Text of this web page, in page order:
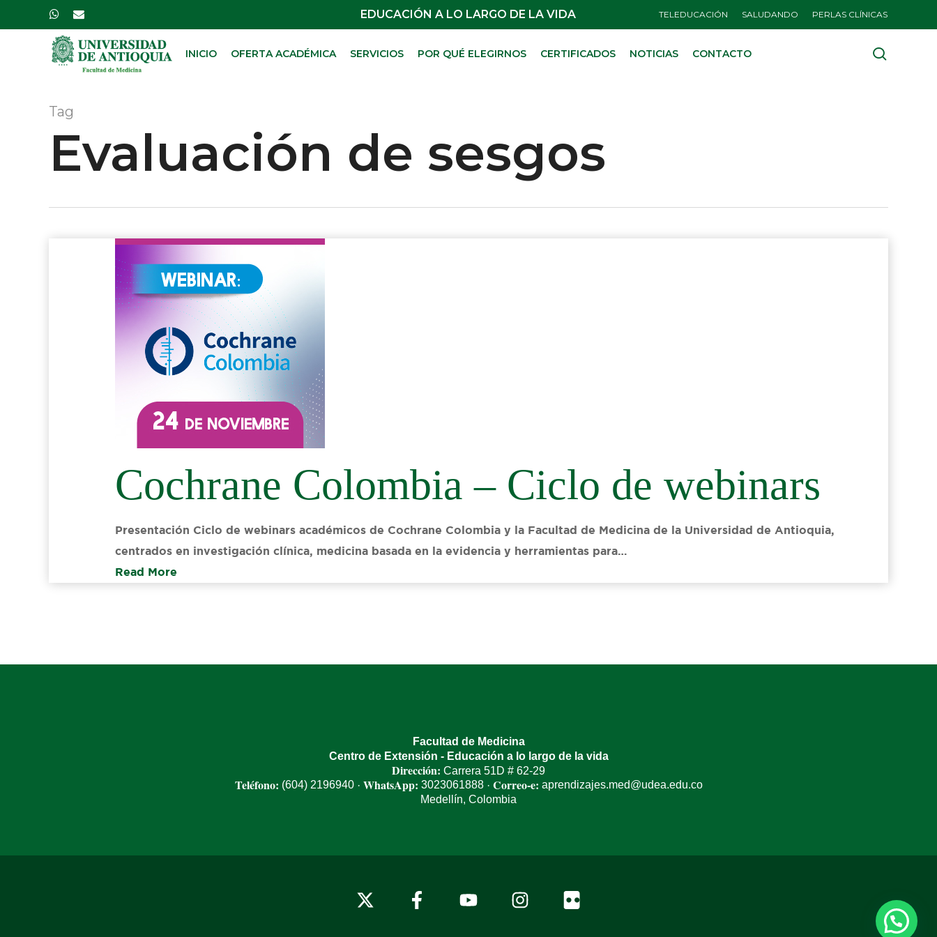
to
whatsapp
email EDUCACIÓN A LO LARGO DE LA VIDA TELEDUCACIÓN SALUDANDO PERLAS CLÍNICAS
INICIO OFERTA ACADÉMICA SERVICIOS POR QUÉ ELEGIRNOS CERTIFICADOS NOTICIAS CONTACTO
Tag
Evaluación de sesgos
Cochrane Colombia – Ciclo de webinars
Presentación Ciclo de webinars académicos de Cochrane Colombia y la Facultad de Medicina de la Universidad de Antioquia,
centrados en investigación clínica, medicina basada en la evidencia y herramientas para…
Read More
Facultad de Medicina
Centro de Extensión - Educación a lo largo de la vida
Dirección: Carrera 51D # 62-29
Teléfono: (604) 2196940· WhatsApp: 3023061888· Correo-e: aprendizajes.med@udea.edu.co
Medellín, Colombia
x-
facebook instagram flickr